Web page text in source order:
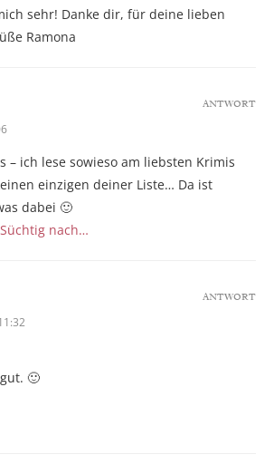
sehr! Danke dir, für deine lieben
Ramona
– ich lese sowieso am liebsten Krimis
einzigen deiner Liste… Da ist
dabei 🙂
Süchtig nach…
ANTWORT
🙂
ANTWORT